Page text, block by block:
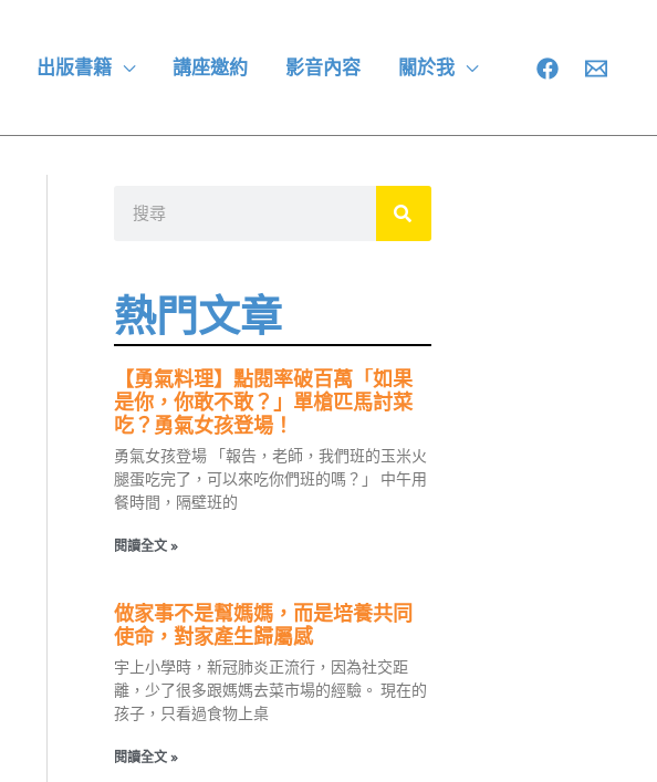
出版書籍 講座邀約 影音內容 關於我
熱門文章
【勇氣料理】點閱率破百萬「如果
是你，你敢不敢？」單槍匹馬討菜
吃？勇氣女孩登場！
勇氣女孩登場 「報告，老師，我們班的玉米火
腿蛋吃完了，可以來吃你們班的嗎？」 中午用
餐時間，隔壁班的
閱讀全文 »
做家事不是幫媽媽，而是培養共同
使命，對家產生歸屬感
宇上小學時，新冠肺炎正流行，因為社交距
離，少了很多跟媽媽去菜市場的經驗。 現在的
孩子，只看過食物上桌
閱讀全文 »